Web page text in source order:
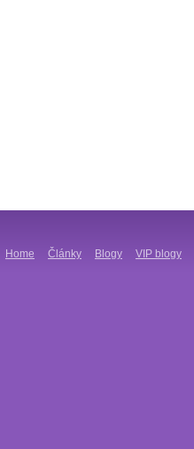
Home Články Blogy VIP blogy